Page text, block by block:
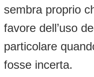
sembra proprio
favore dell’uso
particolare
fosse incerta.